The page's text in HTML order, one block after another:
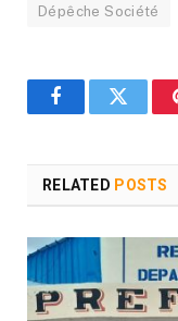
Dépêche Société
FacebookTwitter
RELATED POSTS